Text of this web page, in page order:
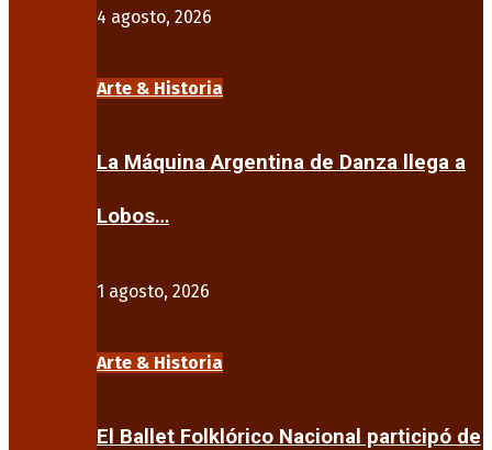
4 agosto, 2026
Arte & Historia
La Máquina Argentina de Danza llega a
Lobos…
1 agosto, 2026
Arte & Historia
El Ballet Folklórico Nacional participó de